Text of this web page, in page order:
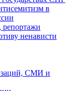
в
репортажи
ненависти
СМИ и